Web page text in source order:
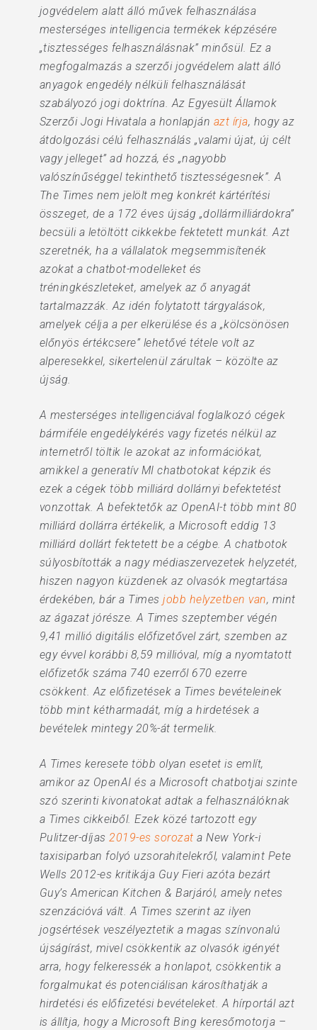
jogvédelem alatt álló művek felhasználása
mesterséges intelligencia termékek képzésére
„tisztességes felhasználásnak” minősül. Ez a
megfogalmazás a szerzői jogvédelem alatt álló
anyagok engedély nélküli felhasználását
szabályozó jogi doktrína. Az Egyesült Államok
Szerzői Jogi Hivatala a honlapján azt írja, hogy az
átdolgozási célú felhasználás „valami újat, új célt
vagy jelleget” ad hozzá, és „nagyobb
valószínűséggel tekinthető tisztességesnek”. A
The Times nem jelölt meg konkrét kártérítési
összeget, de a 172 éves újság „dollármilliárdokra”
becsüli a letöltött cikkekbe fektetett munkát. Azt
szeretnék, ha a vállalatok megsemmisítenék
azokat a chatbot-modelleket és
tréningkészleteket, amelyek az ő anyagát
tartalmazzák. Az idén folytatott tárgyalások,
amelyek célja a per elkerülése és a „kölcsönösen
előnyös értékcsere” lehetővé tétele volt az
alperesekkel, sikertelenül zárultak – közölte az
újság.
A mesterséges intelligenciával foglalkozó cégek
bármiféle engedélykérés vagy fizetés nélkül az
internetről töltik le azokat az információkat,
amikkel a generatív MI chatbotokat képzik és
ezek a cégek több milliárd dollárnyi befektetést
vonzottak. A befektetők az OpenAI-t több mint 80
milliárd dollárra értékelik, a Microsoft eddig 13
milliárd dollárt fektetett be a cégbe. A chatbotok
súlyosbították a nagy médiaszervezetek helyzetét,
hiszen nagyon küzdenek az olvasók megtartása
érdekében, bár a Timesjobb helyzetben van, mint
az ágazat jórésze. A Times szeptember végén
9,41 millió digitális előfizetővel zárt, szemben az
egy évvel korábbi 8,59 millióval, míg a nyomtatott
előfizetők száma 740 ezerről 670 ezerre
csökkent. Az előfizetések a Times bevételeinek
több mint kétharmadát, míg a hirdetések a
bevételek mintegy 20%-át termelik.
A Times keresete több olyan esetet is említ,
amikor az OpenAI és a Microsoft chatbotjai szinte
szó szerinti kivonatokat adtak a felhasználóknak
a Times cikkeiből. Ezek közé tartozott egy
Pulitzer-díjas2019-es sorozat a New York-i
taxisiparban folyó uzsorahitelekről, valamint Pete
Wells 2012-es kritikája Guy Fieri azóta bezárt
Guy’s American Kitchen & Barjáról, amely netes
szenzációvá vált. A Times szerint az ilyen
jogsértések veszélyeztetik a magas színvonalú
újságírást, mivel csökkentik az olvasók igényét
arra, hogy felkeressék a honlapot, csökkentik a
forgalmukat és potenciálisan károsíthatják a
hirdetési és előfizetési bevételeket. A hírportál azt
is állítja, hogy a Microsoft Bing keresőmotorja –